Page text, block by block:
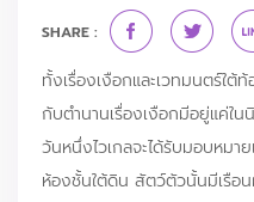
SHARE :
ทั้งเรื่องเงือกและเวทมนตร์ใต้
กับตำนานเรื่องเงือกมีอยู่แค่ใน
วันหนึ่งไวเกลจะได้รับมอบหมา
ห้องชั้นใต้ดิน สัตว์ตัวนั้นมีเรือ